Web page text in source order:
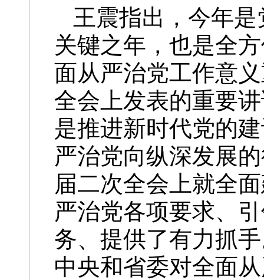
王震指出，今年
关键之年，也是全
面从严治党工作意
全会上发表的重要
是推进新时代党的
严治党向纵深发展
届二次全会上就全
严治党各项要求、
务、提供了有力抓
中央和省委对全面